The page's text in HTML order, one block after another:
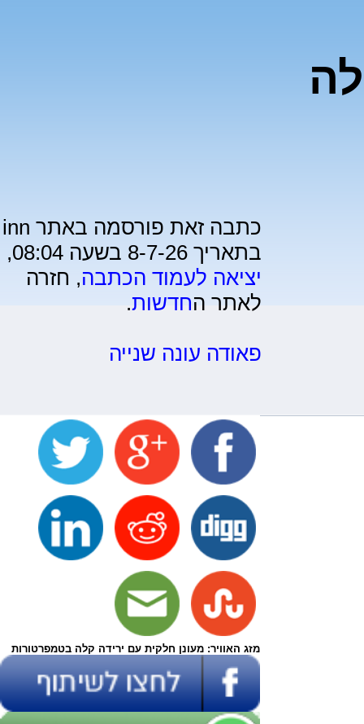
כתבה זאת פורסמה באתר inn
בתאריך 8-7-26 בשעה 08:04,
יציאה לעמוד הכתבה, חזרה
לאתר החדשות.
פאודה עונה שנייה
מזג האוויר: מעונן חלקית עם ירידה קלה בטמפרטורות